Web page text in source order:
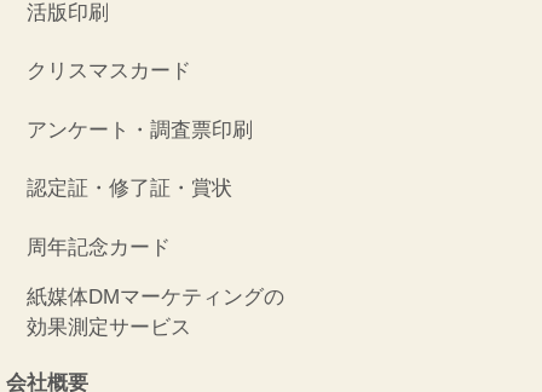
活版印刷
クリスマスカード
アンケート・調査票印刷
認定証・修了証・賞状
周年記念カード
紙媒体DMマーケティングの
効果測定サービス
会社概要